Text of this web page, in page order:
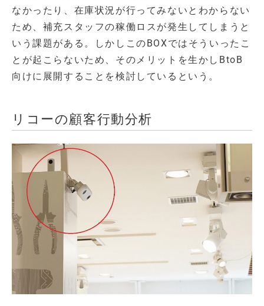
なかったり、在庫状況が行ってみないとわからない
ため、補充スタッフの稼働ロスが発生してしまうと
いう課題がある。しかしこのBOXではそういったこ
とが起こらないため、そのメリットを生かしBtoB
向けに展開することを検討しているという。
リコーの顧客行動分析